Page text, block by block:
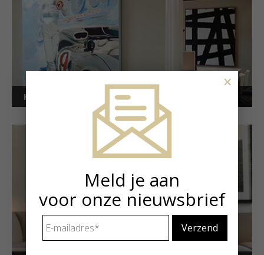
Kunstuitleen voor bedrijven
Meld je aan
voor onze nieuwsbrief
mailadres *
×